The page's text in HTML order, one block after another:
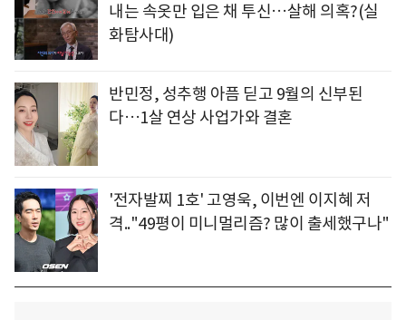
내는 속옷만 입은 채 투신…살해 의혹?(실
화탐사대)
반민정, 성추행 아픔 딛고 9월의 신부된
다…1살 연상 사업가와 결혼
'전자발찌 1호' 고영욱, 이번엔 이지혜 저
격.."49평이 미니멀리즘? 많이 출세했구나"